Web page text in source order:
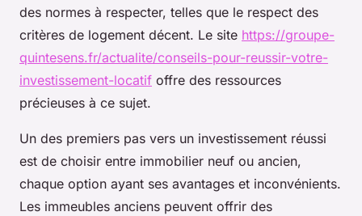
des normes à respecter, telles que le respect des
critères de logement décent. Le site https://groupe-
quintesens.fr/actualite/conseils-pour-reussir-votre-
investissement-locatif offre des ressources
précieuses à ce sujet.
Un des premiers pas vers un investissement réussi
est de choisir entre immobilier neuf ou ancien,
chaque option ayant ses avantages et inconvénients.
Les immeubles anciens peuvent offrir des